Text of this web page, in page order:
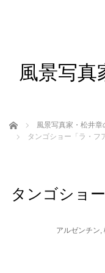
風景写真
ホーム 風景写真家・松井章
タンゴショー「ラ・フ
タンゴショ
アルゼンチン,